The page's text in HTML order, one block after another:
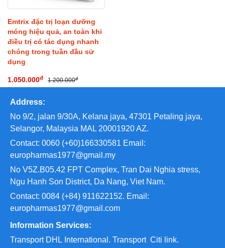
Emtrix đặc trị loạn dưỡng
móng hiệu quả, an toàn khi
điều trị có tác dụng nhanh
chóng trong tuần đầu sử
dụng
1.050.000đ 1.200.000đ
Address:
No 9/2, jalan 9/30A, Kelana jaya, 47301 Petaling jaya,
Selangor, Malaysia MAL 20001920 AZ.
Contact: 0060 (+60)166330581 Email:
europharmas1977@gmail.my
No V5Z.B05.42 FPT Complex, Tran Dai Nghia stress,
Ngu Hanh Son District, Da Nang, Viet Nam.
Contact: 0084 (+84) 911622152. Email:
europharmas1977@gmail.com
Information Services:
Transport DHL International. Transport Citi link.